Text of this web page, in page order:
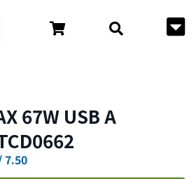
67W USB A
7.50